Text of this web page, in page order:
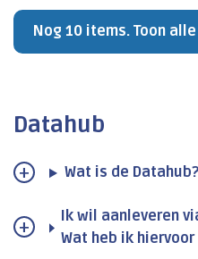
Nog 10 items. Toon alle
Datahub
Wat is de Datahub?
Ik wil aanleveren
Wat heb ik hiervoor